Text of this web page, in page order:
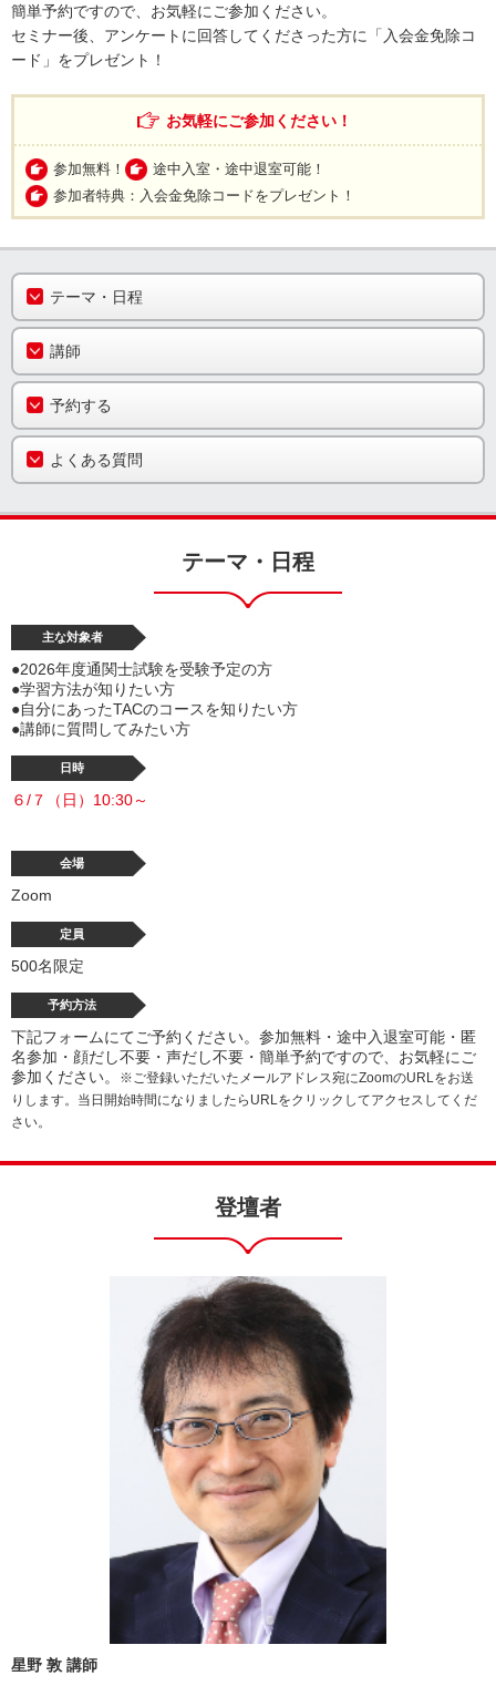
簡単予約ですので、お気軽にご参加ください。
セミナー後、アンケートに回答してくださった方に「入会金免除コ
ード」をプレゼント！
お気軽にご参加ください！
参加無料！
途中入室・途中退室可能！
参加者特典：入会金免除コードをプレゼント！
テーマ・日程
講師
予約する
よくある質問
テーマ・日程
主な対象者
●2026年度通関士試験を受験予定の方
●学習方法が知りたい方
●自分にあったTACのコースを知りたい方
●講師に質問してみたい方
日時
６/７（日）10:30～
会場
Zoom
定員
500名限定
予約方法
下記フォームにてご予約ください。参加無料・途中入退室可能・匿
名参加・顔だし不要・声だし不要・簡単予約ですので、お気軽にご
参加ください。
※ご登録いただいたメールアドレス宛にZoomのURLをお送
りします。当日開始時間になりましたらURLをクリックしてアクセスしてくだ
さい。
登壇者
星野 敦 講師